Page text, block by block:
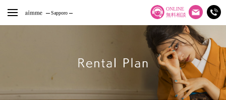
Sapporo
ONLINE
無料相談